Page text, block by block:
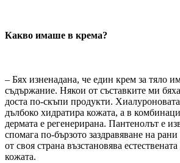
Какво имаше в крема?
– Бях изненадана, че един крем за тяло
съдържание. Някои от съставките ми
доста по-скъпи продукти.
дълбоко хидратира кожата, а в
дермата е регенерирана. Пантенолът е
спомага по-бързото заздравяване на
от своя страна възстановява
кожата.